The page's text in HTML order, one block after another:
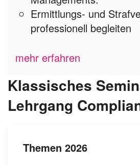
Ermittlungs- und
professionell begleiten
mehr erfahren
Klassisches
Lehrgang
Themen 2026